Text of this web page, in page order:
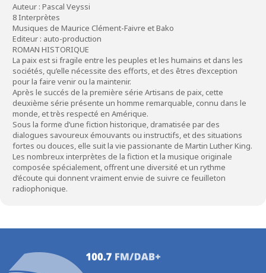
Auteur : Pascal Veyssi
8 Interprètes
Musiques de Maurice Clément-Faivre et Bako
Editeur : auto-production
ROMAN HISTORIQUE
La paix est si fragile entre les peuples et les humains et dans les
sociétés, qu’elle nécessite des efforts, et des êtres d’exception
pour la faire venir ou la maintenir.
Après le succés de la première série Artisans de paix, cette
deuxième série présente un homme remarquable, connu dans le
monde, et très respecté en Amérique.
Sous la forme d’une fiction historique, dramatisée par des
dialogues savoureux émouvants ou instructifs, et des situations
fortes ou douces, elle suit la vie passionante de Martin Luther King.
Les nombreux interprètes de la fiction et la musique originale
composée spécialement, offrent une diversité et un rythme
d’écoute qui donnent vraiment envie de suivre ce feuilleton
radiophonique.